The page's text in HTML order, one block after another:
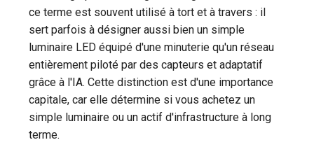
ce terme est souvent utilisé à tort et à travers : il
sert parfois à désigner aussi bien un simple
luminaire LED équipé d'une minuterie qu'un réseau
entièrement piloté par des capteurs et adaptatif
grâce à l'IA. Cette distinction est d'une importance
capitale, car elle détermine si vous achetez un
simple luminaire ou un actif d'infrastructure à long
terme.